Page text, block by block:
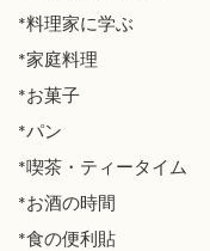
*料理家に学ぶ
*家庭料理
*お菓子
*パン
*喫茶・ティータイム
*お酒の時間
*食の便利貼